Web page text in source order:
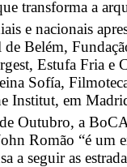
transforma a
e nacionais
Belém,
Estufa Fria e
Sofía,
Institut, em
Outubro, a
Romão “é
a seguir as